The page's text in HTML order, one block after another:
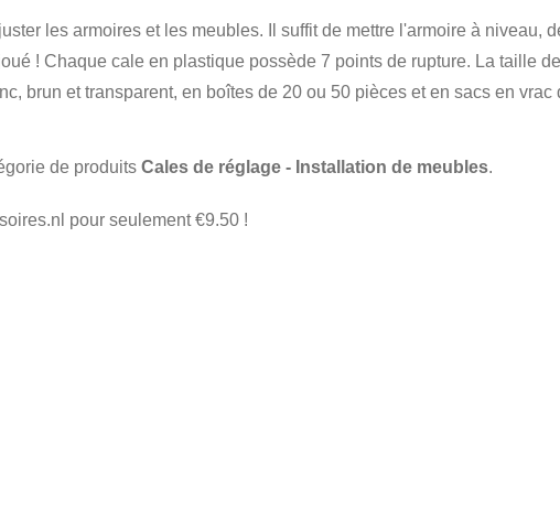
les armoires et les meubles. Il suffit de mettre l'armoire à niveau,
! Chaque cale en plastique possède 7 points de rupture. La taille
brun et transparent, en boîtes de 20 ou 50 pièces et en sacs en vrac
de produits Cales de réglage - Installation de meubles.
pour seulement €9.50 !